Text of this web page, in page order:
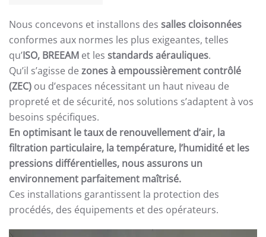
Nous concevons et installons des salles cloisonnées
conformes aux normes les plus exigeantes, telles
qu’ISO, BREEAM et les standards aérauliques.
Qu’il s’agisse de zones à empoussièrement contrôlé
(ZEC) ou d’espaces nécessitant un haut niveau de
propreté et de sécurité, nos solutions s’adaptent à vos
besoins spécifiques.
En optimisant le taux de renouvellement d’air, la
filtration particulaire, la température, l’humidité et les
pressions différentielles, nous assurons un
environnement parfaitement maîtrisé.
Ces installations garantissent la protection des
procédés, des équipements et des opérateurs.